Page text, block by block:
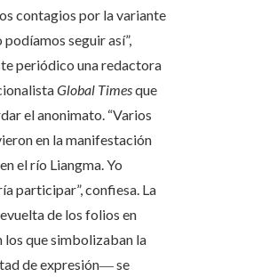
contagios por la variante
seguir así”,
periódico una redactora
Global Timesque
el anonimato. “Varios
en la manifestación
el río Liangma. Yo
participar”, confiesa. La
de los folios en
que simbolizaban la
de expresión― se